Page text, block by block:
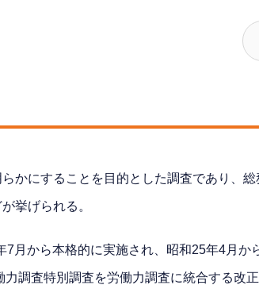
かにすることを目的とした調査であり、
挙げられる。
月から本格的に実施され、昭和25年4月か
調査特別調査を労働力調査に統合する改正